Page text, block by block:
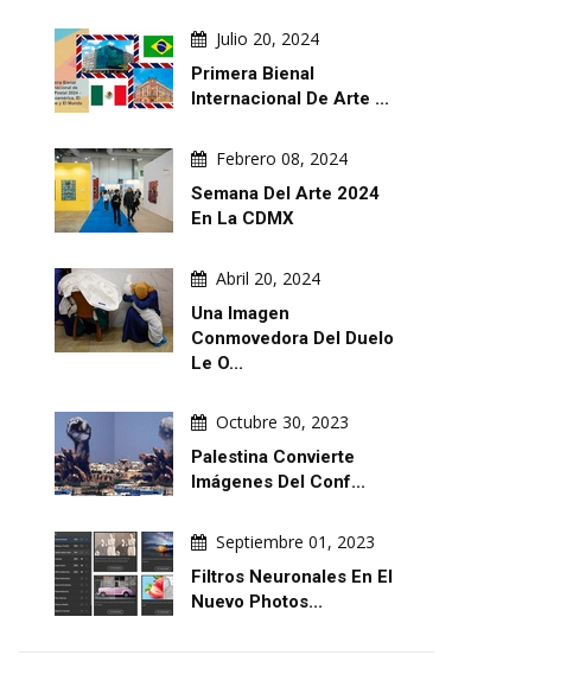
Julio 20, 2024
Primera Bienal
Internacional De Arte ...
Febrero 08, 2024
Semana Del Arte 2024
En La CDMX
Abril 20, 2024
Una Imagen
Conmovedora Del Duelo
Le O...
Octubre 30, 2023
Palestina Convierte
Imágenes Del Conf...
Septiembre 01, 2023
Filtros Neuronales En El
Nuevo Photos...